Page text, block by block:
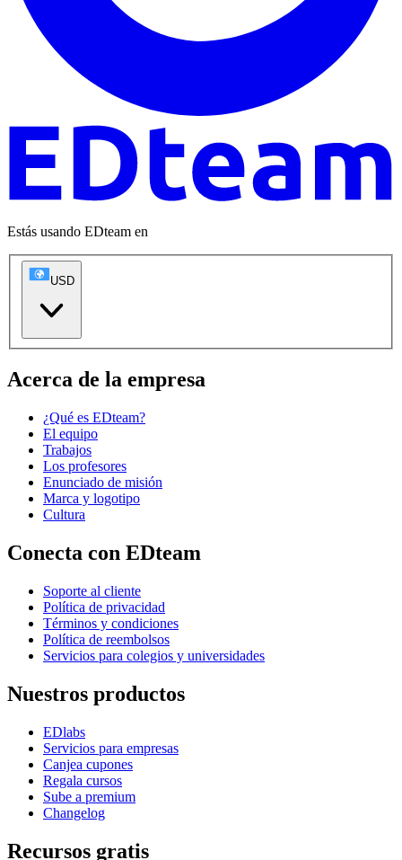
Estás usando EDteam en
USD
Acerca de la empresa
¿Qué es EDteam?
El equipo
Trabajos
Los profesores
Enunciado de misión
Marca y logotipo
Cultura
Conecta con EDteam
Soporte al cliente
Política de privacidad
Términos y condiciones
Política de reembolsos
Servicios para colegios y universidades
Nuestros productos
EDlabs
Servicios para empresas
Canjea cupones
Regala cursos
Sube a premium
Changelog
Recursos gratis